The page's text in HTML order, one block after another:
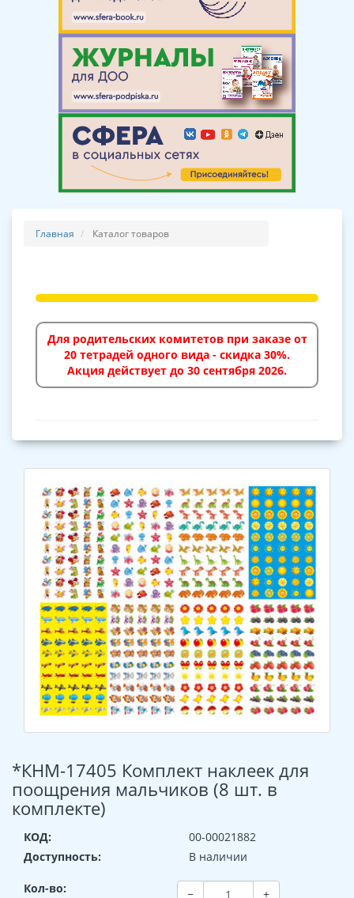
Главная Каталог товаров
Для родительских комитетов при заказе от
20 тетрадей одного вида - скидка 30%.
Акция действует до 30 сентября 2026.
*КНМ-17405 Комплект наклеек для
поощрения мальчиков (8 шт. в
комплекте)
КОД:
00-00021882
Доступность:
В наличии
Кол-во: − +